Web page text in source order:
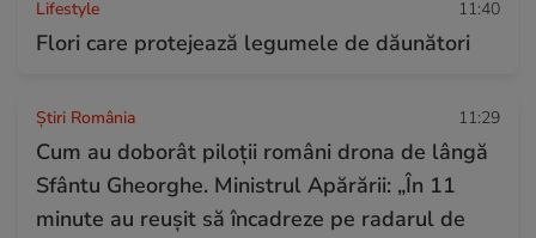
Lifestyle 11:40
Flori care protejează legumele de dăunători
Știri România 11:29
Cum au doborât piloții români drona de lângă
Sfântu Gheorghe. Ministrul Apărării: „În 11
minute au reuşit să încadreze pe radarul de